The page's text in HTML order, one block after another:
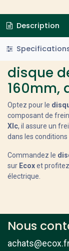
Description
disque
160mm,
Optez pour le
composant de
Xlc, il assure un
dans les conditions
Commandez le
sur Ecoxet
électrique.
Nous